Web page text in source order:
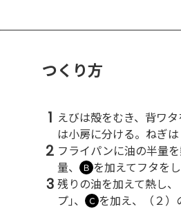
つくり方
1 えびは殻をむき、背ワ
は小房に分ける。ねぎ
2 フライパンに油の半量
量、
Ｂ を加えてフタを
3 残りの油を加えて熱し
プ｣、
Ｃ を加え、（２）